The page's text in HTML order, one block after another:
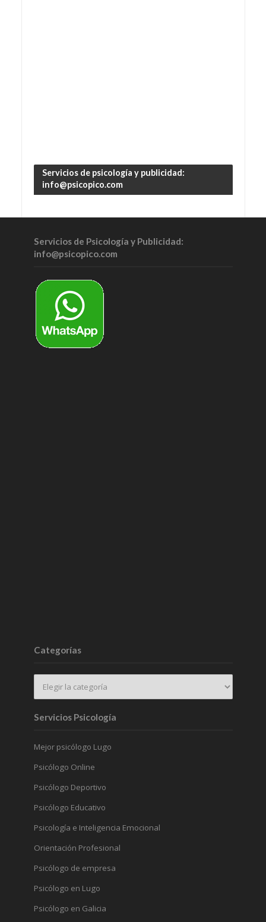
Servicios de psicología y publicidad:
info@psicopico.com
Servicios de Psicología y Publicidad:
info@psicopico.com
Categorías
Servicios Psicología
Mejor psicólogo Lugo
Psicólogo Online
Psicólogo Deportivo
Psicólogo Educativo
Psicología e Inteligencia Emocional
Orientación Profesional
Psicólogo de empresa
Psicólogo en Lugo
Psicólogo en Galicia